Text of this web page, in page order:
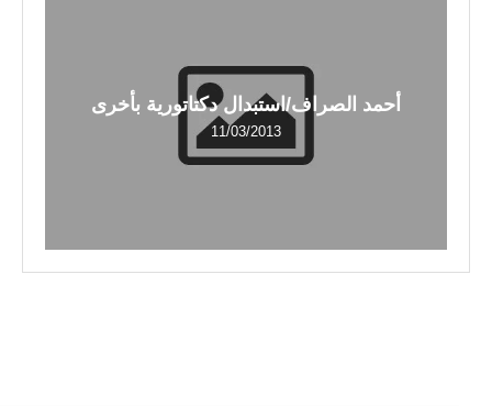
أحمد الصراف/استبدال دكتاتورية بأخرى
11/03/2013